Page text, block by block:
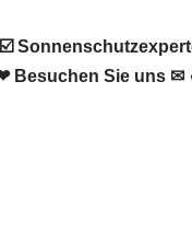
Besuchen Sie uns ✉